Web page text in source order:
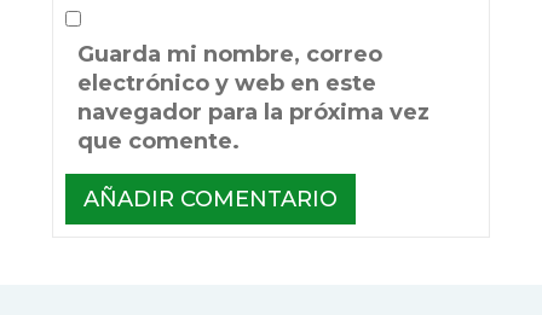
Guarda mi nombre, correo
electrónico y web en este
navegador para la próxima vez
que comente.